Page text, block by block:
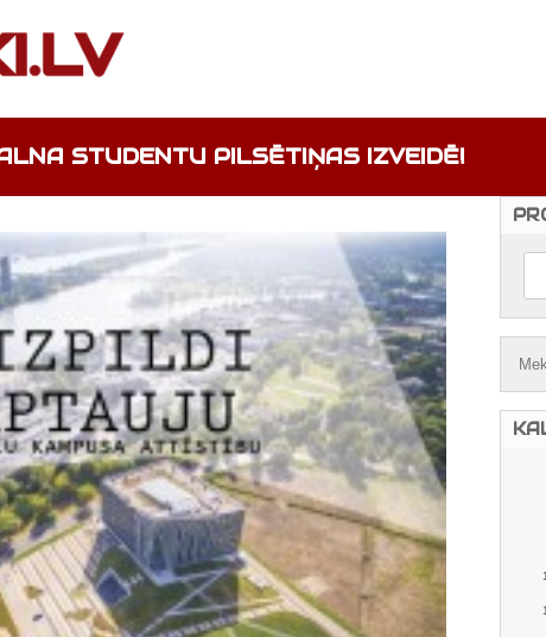
STUDENTU PILSĒTIŅAS IZVEIDĒ!